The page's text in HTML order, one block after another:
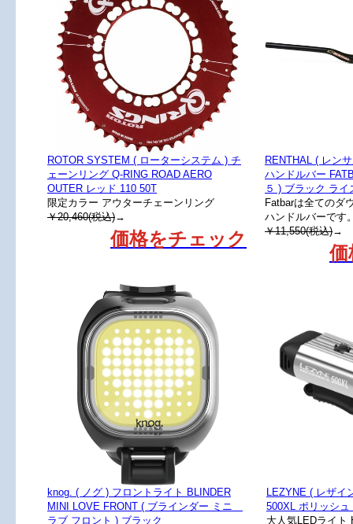
ROTOR SYSTEM ( ローターシステム ) チ
ェーンリング Q-RING ROAD AERO
OUTER レッド 110 50T
限定カラー アウターチェーンリング
￥20,460(税込)→
価格をチェック
RENTHAL ( レン
ハンドルバー
５ ) ブラック ライ
Fatbarは全てのダ
ハンドルバーです
￥11,550(税込)→
価
knog. ( ノグ ) フロントライト BLINDER
MINI LOVE FRONT ( ブラインダー ミニ
ラブ フロント ) ブラック
LEZYNE ( レザイ
500XL ポリッシュ
大人気LEDライト